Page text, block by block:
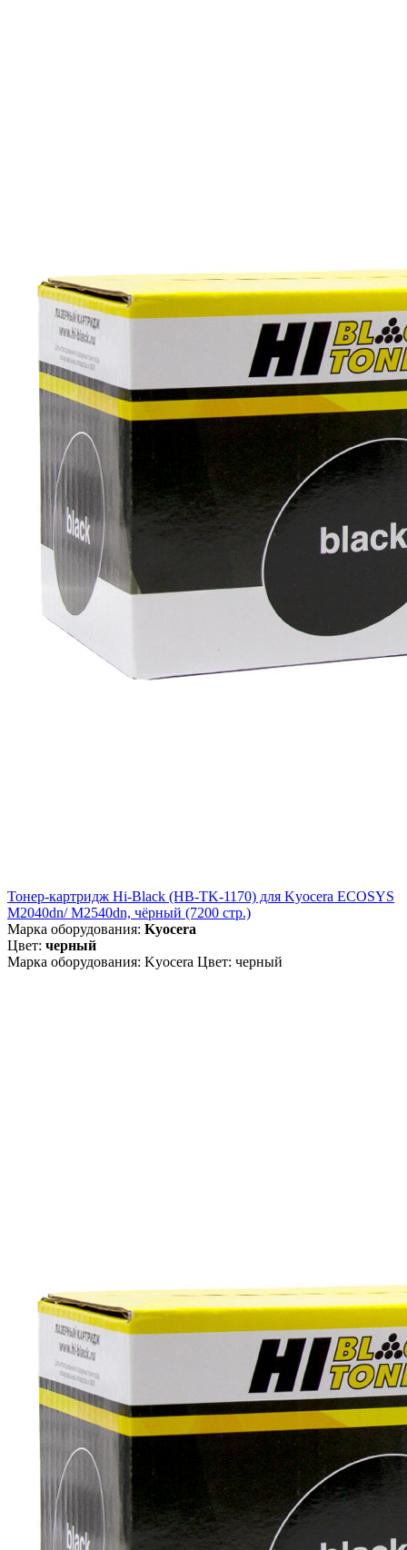
Тонер-картридж Hi-Black (HB-TK-1170) для Kyocera ECOSYS
M2040dn/ M2540dn, чёрный (7200 стр.)
Марка оборудования: Kyocera
Цвет: черный
Марка оборудования: Kyocera Цвет: черный